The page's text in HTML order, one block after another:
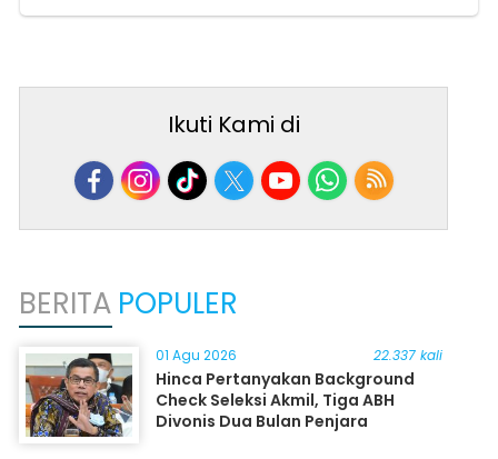
Ikuti Kami di
BERITA POPULER
01 Agu 2026 22.337 kali
Hinca Pertanyakan Background
Check Seleksi Akmil, Tiga ABH
Divonis Dua Bulan Penjara